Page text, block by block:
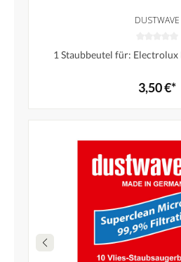
DUSTWAVE
1 Staubbeutel für:
3,50 €*